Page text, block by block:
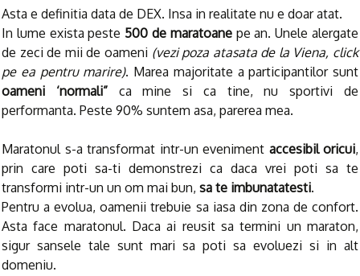
Asta e definitia data de DEX. Insa in realitate nu e doar atat.
In lume exista peste 500 de maratoanepe an. Unele alergate
de zeci de mii de oameni (vezi poza atasata de la Viena, click
pe ea pentru marire). Marea majoritate a participantilor sunt
oameni ‘normali”ca mine si ca tine, nu sportivi de
performanta. Peste 90% suntem asa, parerea mea.
Maratonul s-a transformat intr-un eveniment accesibil oricui,
prin care poti sa-ti demonstrezi ca daca vrei poti sa te
transformi intr-un un om mai bun, sa te imbunatatesti.
Pentru a evolua, oamenii trebuie sa iasa din zona de confort.
Asta face maratonul. Daca ai reusit sa termini un maraton,
sigur sansele tale sunt mari sa poti sa evoluezi si in alt
domeniu.